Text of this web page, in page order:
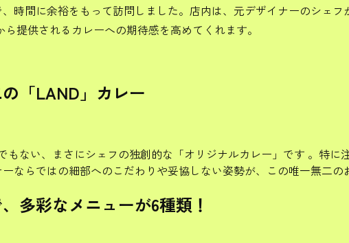
時間に余裕をもって訪問しました。店内は、元デザイナーのシェ
提供されるカレーへの期待感を高めてくれます。
「LAND」カレー
もない、まさにシェフの独創的な「オリジナルカレー」です 。特
ならではの細部へのこだわりや妥協しない姿勢が、この唯一無二の
多彩なメニューが6種類！